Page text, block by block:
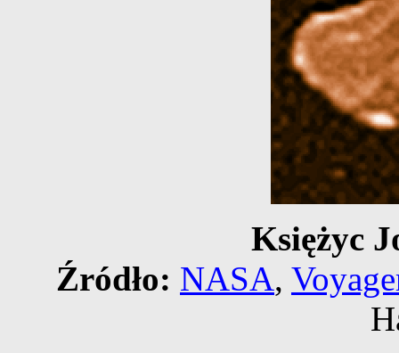
Księżyc
Źródło: NASA,